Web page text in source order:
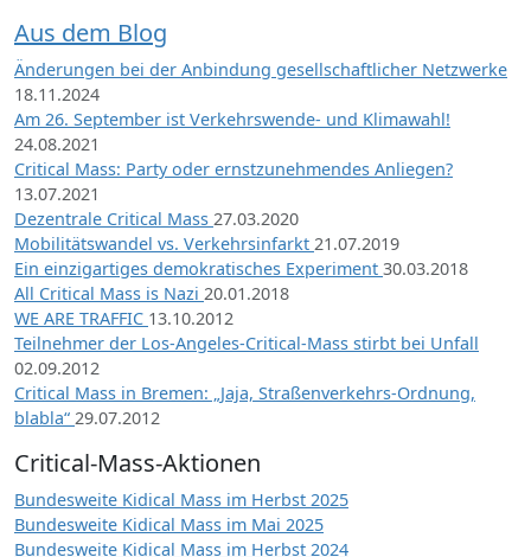
Aus dem Blog
Änderungen bei der Anbindung gesellschaftlicher Netzwerke
18.11.2024
Am 26. September ist Verkehrswende- und Klimawahl!
24.08.2021
Critical Mass: Party oder ernstzunehmendes Anliegen?
13.07.2021
Dezentrale Critical Mass 27.03.2020
Mobilitätswandel vs. Verkehrsinfarkt 21.07.2019
Ein einzigartiges demokratisches Experiment 30.03.2018
All Critical Mass is Nazi 20.01.2018
WE ARE TRAFFIC 13.10.2012
Teilnehmer der Los-Angeles-Critical-Mass stirbt bei Unfall
02.09.2012
Critical Mass in Bremen: „Jaja, Straßenverkehrs-Ordnung,
blabla“ 29.07.2012
Critical-Mass-Aktionen
Bundesweite Kidical Mass im Herbst 2025
Bundesweite Kidical Mass im Mai 2025
Bundesweite Kidical Mass im Herbst 2024